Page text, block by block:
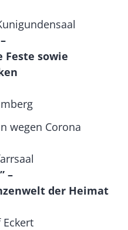
sowie
wegen Corona
–
der Heimat
Eckert